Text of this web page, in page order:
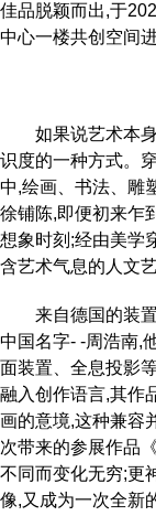
佳品脱颖而出,于
中心一楼共创空间
如果说艺术本
识度的一种方式。
中,绘画、书法、雕
徐铺陈,即便初来乍
想象时刻;经由美学
含艺术气息的人文
来自德国的装
中国名字- -周浩南,
面装置、全息投影
融入创作语言,其作
画的意境,这种兼容
次带来的参展作品
不同而变化无穷;更
像,又成为一次全新